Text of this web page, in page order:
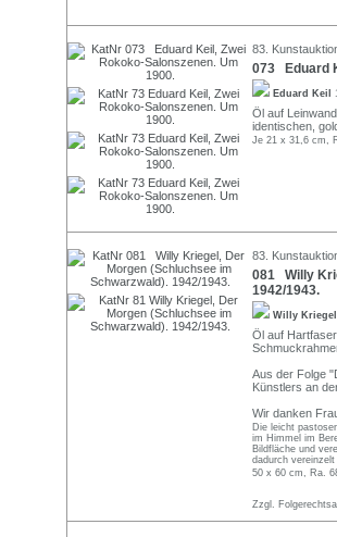
83.
073 Eduard
Eduard Keil
Öl auf
identischen,
Je 21 x 31,6 cm,
83.
081 Willy
1942/1943.
Willy
Öl auf
Aus der Folge
Künstlers an
Wir danken
Die leicht
im Himmel im
Bildfläche und
dadurch
50 x 60 cm, Ra.
Zzgl.